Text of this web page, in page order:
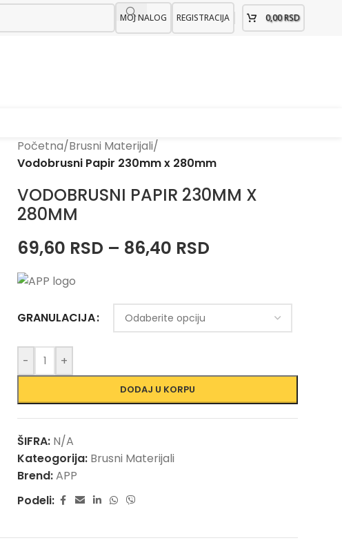
MOJ NALOG REGISTRACIJA 0,00RSD
Početna/Brusni Materijali/
Vodobrusni Papir 230mm x 280mm
VODOBRUSNI PAPIR 230MM X
280MM
69,60 RSD – 86,40 RSD
GRANULACIJA
- +
DODAJ U KORPU
ŠIFRA: N/A
Kateogorija: Brusni Materijali
Brend:APP
Podeli: